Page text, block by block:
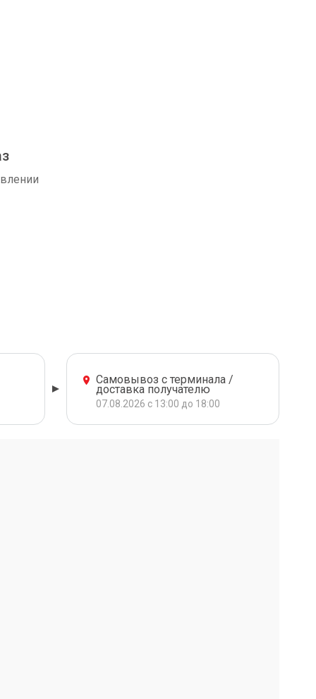
Самовывоз с терминала /
доставка получателю
07.08.2026 с 13:00 до 18:00